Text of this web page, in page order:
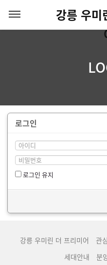
강릉 우미
로그인
로그인 유지
강릉 우미린 더 프리미어 관
세대안내
분